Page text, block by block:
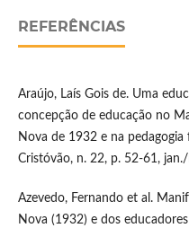
REFERÊNCIAS
Araújo, Laís Gois de. Uma
concepção de educação no
Nova de 1932 e na
Cristóvão, n. 22, p. 52-61,
Azevedo, Fernando et al.
Nova (1932) e dos